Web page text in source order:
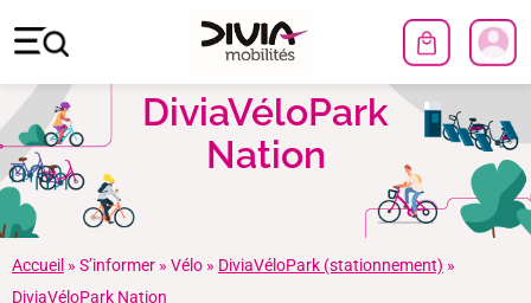
DiviaVéloPark
Nation
Accueil » S’informer » Vélo » DiviaVéloPark (stationnement) »
DiviaVéloPark Nation